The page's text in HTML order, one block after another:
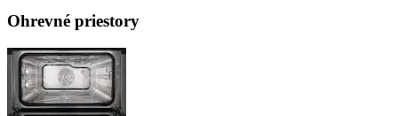
Ohrevné priestory